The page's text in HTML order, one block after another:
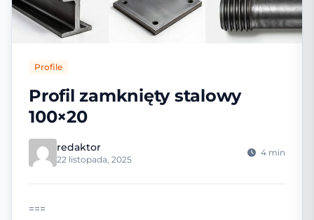
Profile
Profil zamknięty stalowy
100×20
redaktor
22 listopada, 2025
4 min
===